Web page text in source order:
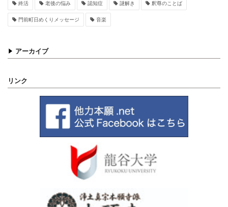
終活 老後の悩み 認知症 謎解き 釈尊のことば
門前町日めくりメッセージ 音楽
アーカイブ
リンク